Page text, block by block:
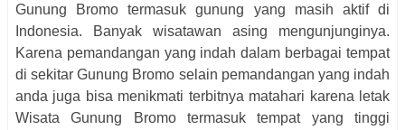
Gunung Bromo termasuk gunung yang masih aktif di
Indonesia. Banyak wisatawan asing mengunjunginya.
Karena pemandangan yang indah dalam berbagai tempat
di sekitar Gunung Bromo selain pemandangan yang indah
anda juga bisa menikmati terbitnya matahari karena letak
Wisata Gunung Bromo termasuk tempat yang tinggi